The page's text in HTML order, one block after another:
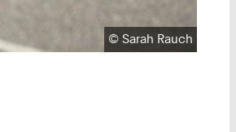
Urheberrecht:
©Sarah Rauch